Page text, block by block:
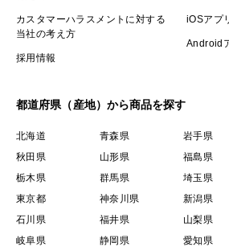
カスタマーハラスメントに対する
当社の考え方
採用情報
iOSアプ
Android
都道府県（産地）から商品を探す
北海道 青森県 岩手県
秋田県
山形県 福島県
栃木県
群馬県 埼玉県
東京都
神奈川県 新潟県
石川県
福井県 山梨県
岐阜県
静岡県 愛知県